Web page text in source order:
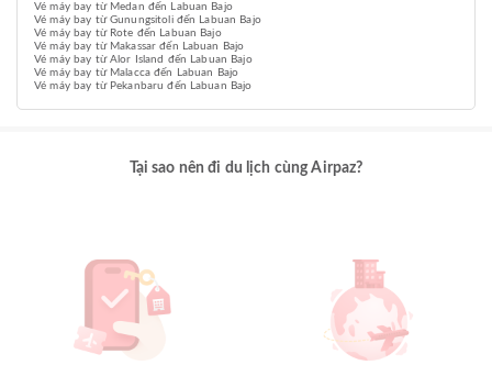
Vé máy bay từ Medan đến Labuan Bajo
Vé máy bay từ Gunungsitoli đến Labuan Bajo
Vé máy bay từ Rote đến Labuan Bajo
Vé máy bay từ Makassar đến Labuan Bajo
Vé máy bay từ Alor Island đến Labuan Bajo
Vé máy bay từ Malacca đến Labuan Bajo
Vé máy bay từ Pekanbaru đến Labuan Bajo
Tại sao nên đi du lịch cùng Airpaz?